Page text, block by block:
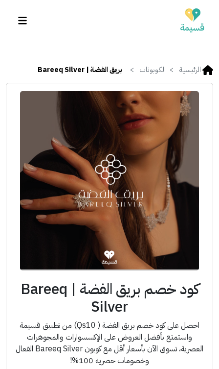
الرئيسية الكوبونات بريق الفضة | Bareeq Silver
كود خصم بريق الفضة | Bareeq
Silver
احصل على كود خصم بريق الفضة ( Qs10) من تطبيق قسيمة
واستمتع بأفضل العروض على الإكسسوارات والمجوهرات
العصرية، تسوق الآن بأسعار أقل مع كوبون Bareeq Silver الفعال
وخصومات حصرية 100%!